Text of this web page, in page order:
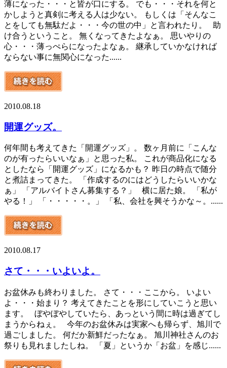
薄になった・・・と皆が口にする。 でも・・・それを何と
かしようと真剣に考える人は少ない。 もしくは「そんなこ
とをしても無駄だよ・・・今の世の中」と言われたり。 助
け合うということ。 無くなってきたよなぁ。 思いやりの
心・・・薄っぺらになったよなぁ。 継承していかなければ
ならない事に無関心になった......
2010.08.18
開運グッズ。
何年間も考えてきた「開運グッズ」。 数ヶ月前に「こんな
のが有ったらいいなぁ」と思った私。 これが商品化になる
としたなら「開運グッズ」になるかも？ 昨日の時点で随分
と煮詰まってきた。 「作成するのにはどうしたらいいかな
ぁ」 「アルバイトさん募集する？」 横に居た娘。 「私が
やる！」 「・・・・・。」 「私、会社を興そうかな～。......
2010.08.17
さて・・・いよいよ。
お盆休みも終わりました。 さて・・・ここから。 いよい
よ・・・始まり？ 考えてきたことを形にしていこうと思い
ます。 ぼやぼやしていたら、あっという間に時は過ぎてし
まうからねぇ。 今年のお盆休みは実家へも帰らず、旭川で
過ごしました。 何だか新鮮だったなぁ。 旭川神社さんのお
祭りも見れましたしね。 「夏」というか「お盆」を感じ......